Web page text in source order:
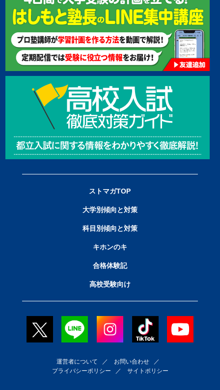
ストマガTOP
大学別傾向と対策
科目別傾向と対策
キホンのキ
合格体験記
高校受験向け
運営者について ／ お問い合わせ／
プライバシーポリシー ／ サイトポリシー